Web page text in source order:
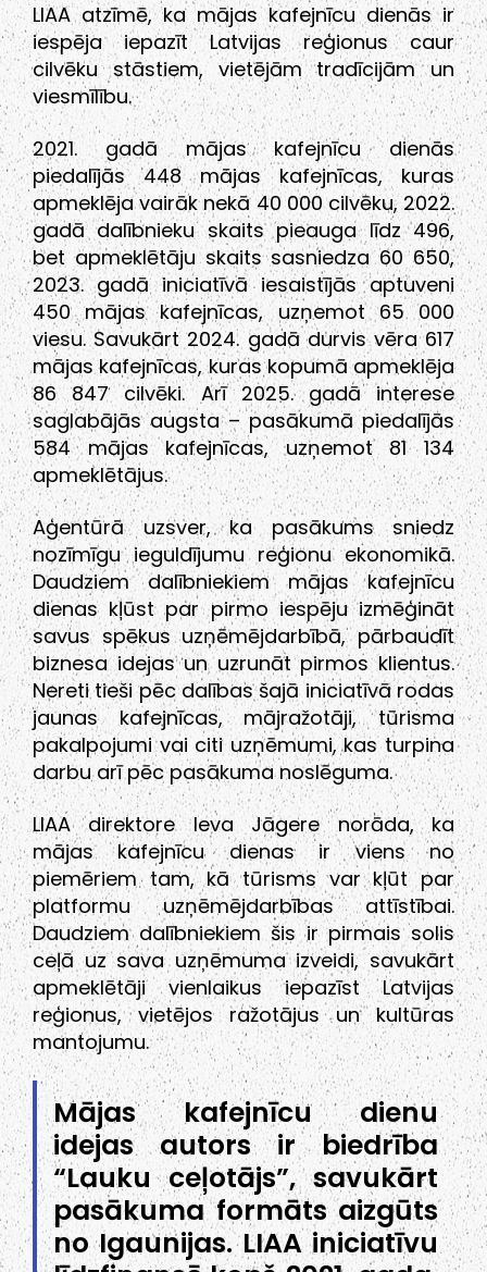
LIAA atzīmē, ka mājas kafejnīcu dienās ir
iespēja iepazīt Latvijas reģionus caur
cilvēku stāstiem, vietējām tradīcijām un
viesmīlību.
2021. gadā mājas kafejnīcu dienās
piedalījās 448 mājas kafejnīcas, kuras
apmeklēja vairāk nekā 40 000 cilvēku, 2022.
gadā dalībnieku skaits pieauga līdz 496,
bet apmeklētāju skaits sasniedza 60 650,
2023. gadā iniciatīvā iesaistījās aptuveni
450 mājas kafejnīcas, uzņemot 65 000
viesu. Savukārt 2024. gadā durvis vēra 617
mājas kafejnīcas, kuras kopumā apmeklēja
86 847 cilvēki. Arī 2025. gadā interese
saglabājās augsta – pasākumā piedalījās
584 mājas kafejnīcas, uzņemot 81 134
apmeklētājus.
Aģentūrā uzsver, ka pasākums sniedz
nozīmīgu ieguldījumu reģionu ekonomikā.
Daudziem dalībniekiem mājas kafejnīcu
dienas kļūst par pirmo iespēju izmēģināt
savus spēkus uzņēmējdarbībā, pārbaudīt
biznesa idejas un uzrunāt pirmos klientus.
Nereti tieši pēc dalības šajā iniciatīvā rodas
jaunas kafejnīcas, mājražotāji, tūrisma
pakalpojumi vai citi uzņēmumi, kas turpina
darbu arī pēc pasākuma noslēguma.
LIAA direktore Ieva Jāgere norāda, ka
mājas kafejnīcu dienas ir viens no
piemēriem tam, kā tūrisms var kļūt par
platformu uzņēmējdarbības attīstībai.
Daudziem dalībniekiem šis ir pirmais solis
ceļā uz sava uzņēmuma izveidi, savukārt
apmeklētāji vienlaikus iepazīst Latvijas
reģionus, vietējos ražotājus un kultūras
mantojumu.
Mājas kafejnīcu dienu
idejas autors ir biedrība
“Lauku ceļotājs”, savukārt
pasākuma formāts aizgūts
no Igaunijas. LIAA iniciatīvu